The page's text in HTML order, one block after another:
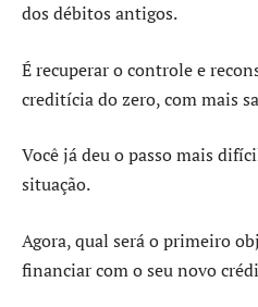
dos débitos antigos.
É recuperar o controle e
creditícia do zero, com mais
Você já deu o passo mais
situação.
Agora, qual será o primeiro
financiar com o seu novo